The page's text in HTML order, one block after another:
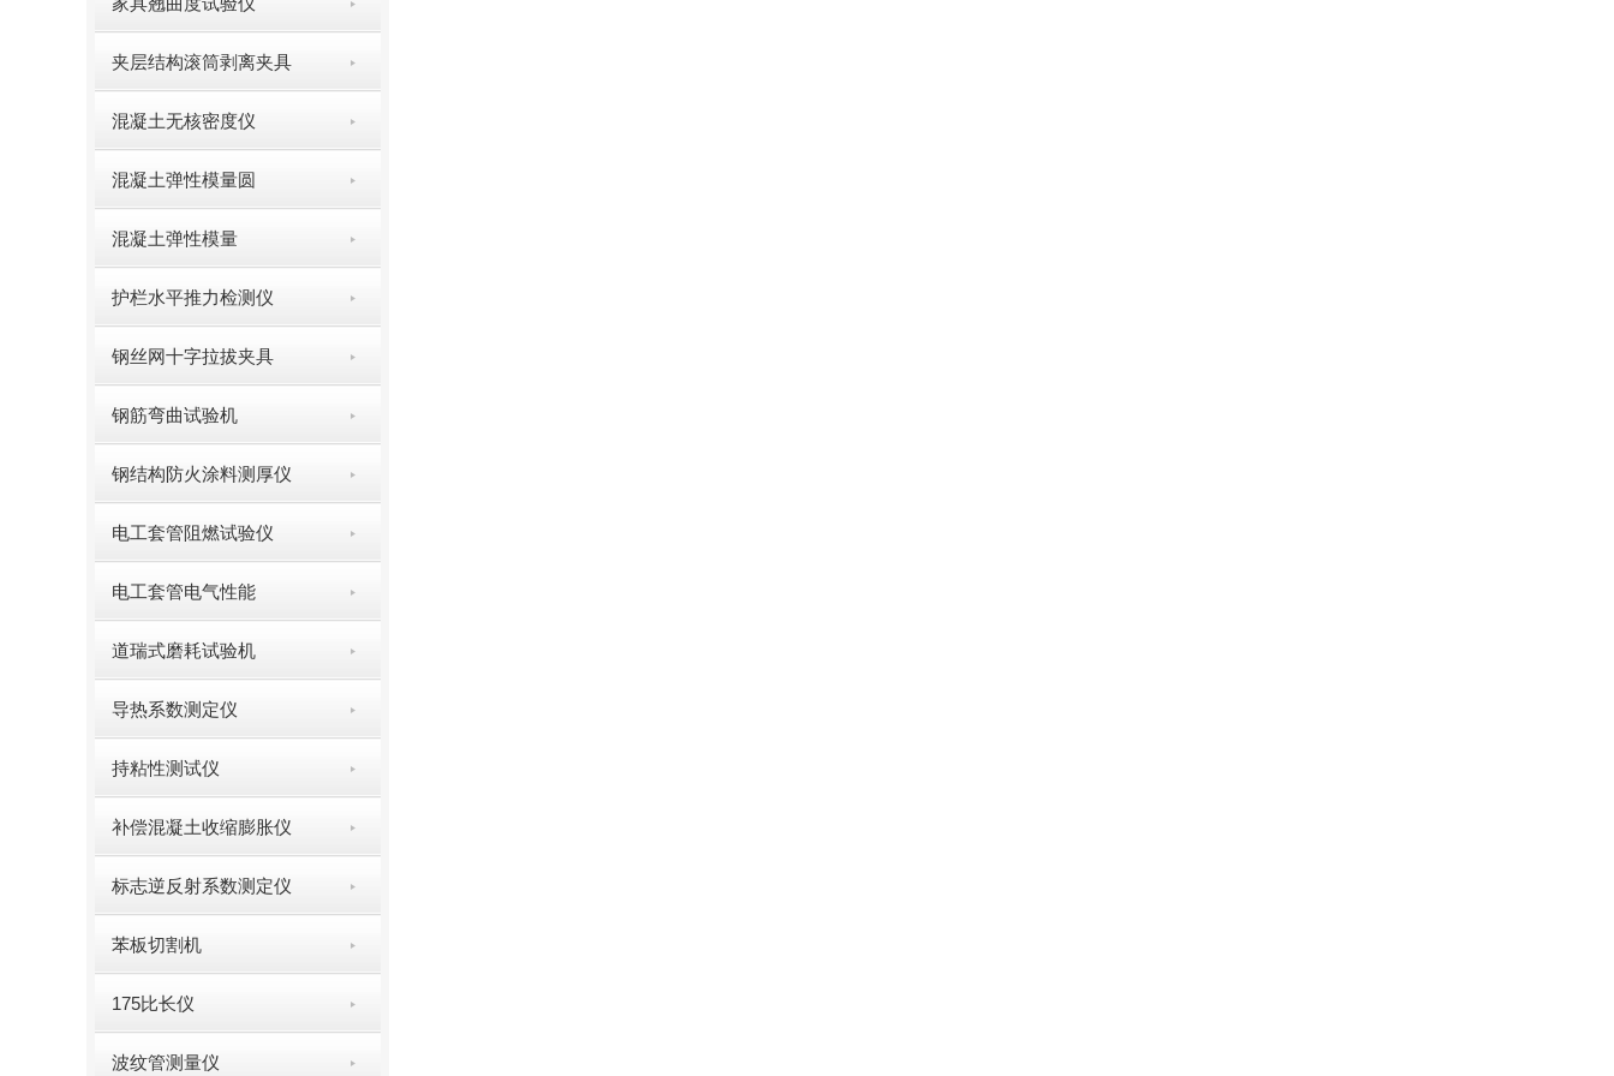
夹层结构滚筒剥离夹具
混凝土无核密度仪
混凝土弹性模量圆
混凝土弹性模量
护栏水平推力检测仪
钢丝网十字拉拔夹具
钢筋弯曲试验机
钢结构防火涂料测厚仪
电工套管阻燃试验仪
电工套管电气性能
道瑞式磨耗试验机
导热系数测定仪
持粘性测试仪
补偿混凝土收缩膨胀仪
标志逆反射系数测定仪
苯板切割机
175比长仪
波纹管测量仪